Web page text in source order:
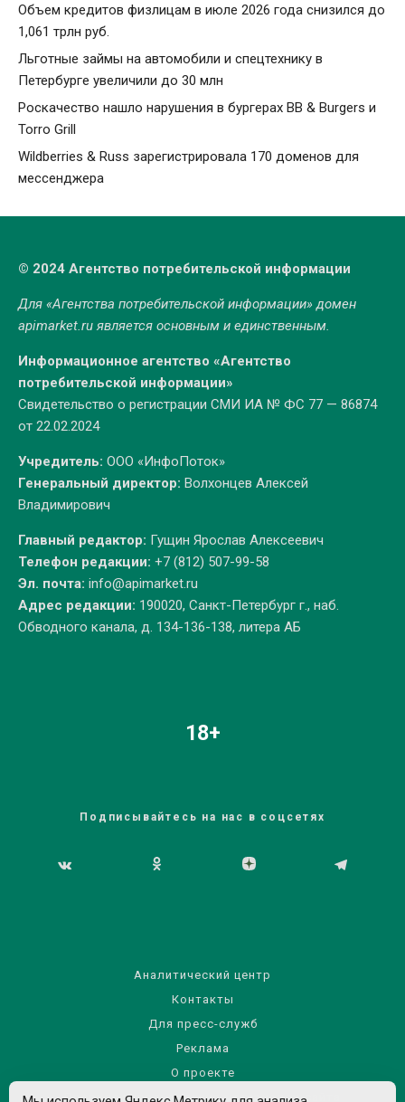
Объем кредитов физлицам в июле 2026 года снизился до
1,061 трлн руб.
Льготные займы на автомобили и спецтехнику в
Петербурге увеличили до 30 млн
Роскачество нашло нарушения в бургерах BB & Burgers и
Torro Grill
Wildberries & Russ зарегистрировала 170 доменов для
мессенджера
© 2024 Агентство потребительской информации
Для «Агентства потребительской информации» домен
apimarket.ruявляется основным и единственным.
Информационное агентство «Агентство
потребительской информации»
Свидетельство о регистрации СМИ ИА № ФС 77 — 86874
от 22.02.2024
Учредитель: ООО «ИнфоПоток»
Генеральный директор: Волхонцев Алексей
Владимирович
Главный редактор: Гущин Ярослав Алексеевич
Телефон редакции: +7 (812) 507-99-58
Эл. почта: info@apimarket.ru
Адрес редакции: 190020, Санкт-Петербург г., наб.
Обводного канала, д. 134-136-138, литера АБ
18+
Подписывайтесь на нас в соцсетях
Аналитический центр
Контакты
Для пресс-служб
Реклама
О проекте
Правила использования материалов сайта